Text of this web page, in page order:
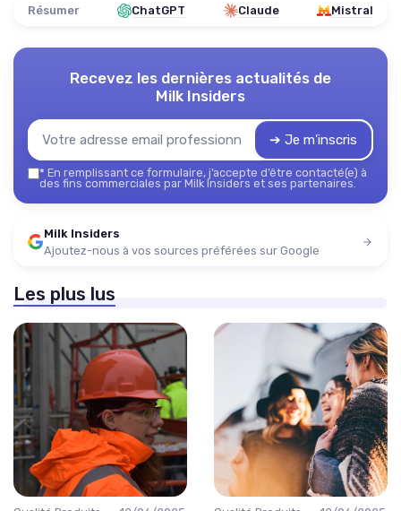
Résumer ChatGPT Claude Mistral
Recevez les dernières actualités de
Milk Insiders
➔ Je m'inscris
* En remplissant ce formulaire, j’accepte d’être contacté(e) à
des fins commerciales par Milk Insiders et ses partenaires.
Milk Insiders
Ajoutez-nous à vos sources préférées sur Google
Les plus lus